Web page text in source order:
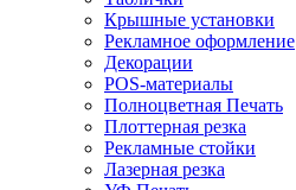
Крышные установки
Рекламное оформление
Декорации
POS-материалы
Полноцветная Печать
Плоттерная резка
Рекламные стойки
Лазерная резка